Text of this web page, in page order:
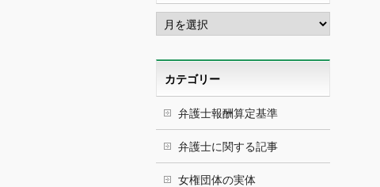
ア
ー
イ
ブカテゴリー
弁護士報酬算定基準
弁護士に関する記事
女権団体の実体